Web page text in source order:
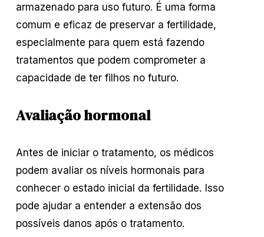
armazenado para uso futuro. É uma forma
comum e eficaz de preservar a fertilidade,
especialmente para quem está fazendo
tratamentos que podem comprometer a
capacidade de ter filhos no futuro.
Avaliação hormonal
Antes de iniciar o tratamento, os médicos
podem avaliar os níveis hormonais para
conhecer o estado inicial da fertilidade. Isso
pode ajudar a entender a extensão dos
possíveis danos após o tratamento.